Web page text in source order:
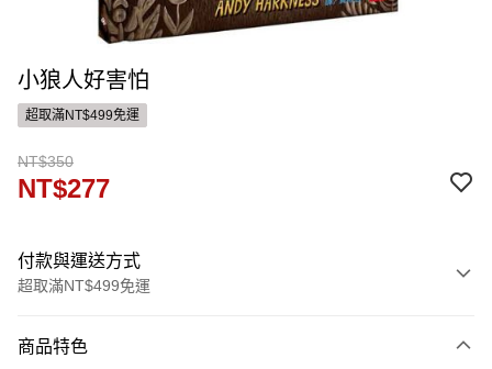
小狼人好害怕
超取滿NT$499免運
NT$350
NT$277
付款與運送方式
超取滿NT$499免運
信用卡一次付款
商品特色